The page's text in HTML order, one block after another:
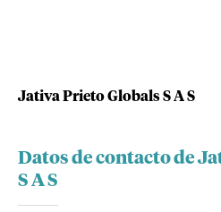
Jativa Prieto Globals S A S
Datos de contacto de
S A S